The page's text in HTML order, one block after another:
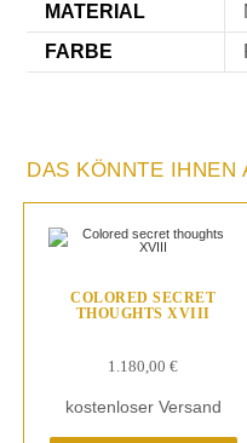
MATERIAL
FARBE
DAS KÖNNTE IHNEN
COLORED SECRET
THOUGHTS XVIII
1.180,00€
kostenloser Versand